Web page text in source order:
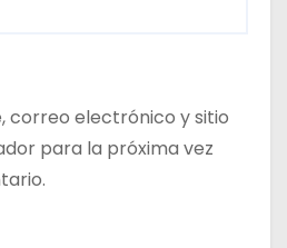
correo electrónico y sitio
para la próxima vez